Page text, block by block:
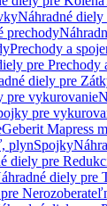
Náhradné
prechody
Prechody a
pre Prechody
diely pre
pre vykurovanie
pre
Geberit Mapress
plynSpojky
diely pre
diely pre